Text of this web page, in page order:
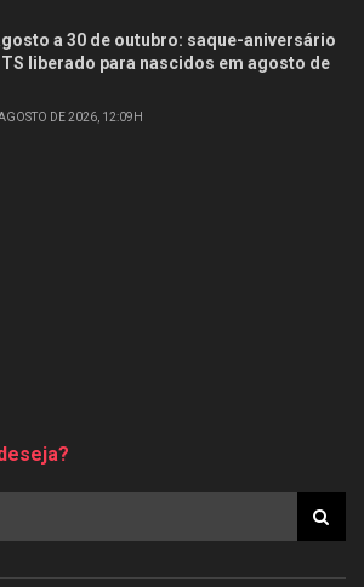
a 30 de outubro: saque-aniversário
liberado para nascidos em agosto de
DE 2026, 12:09H